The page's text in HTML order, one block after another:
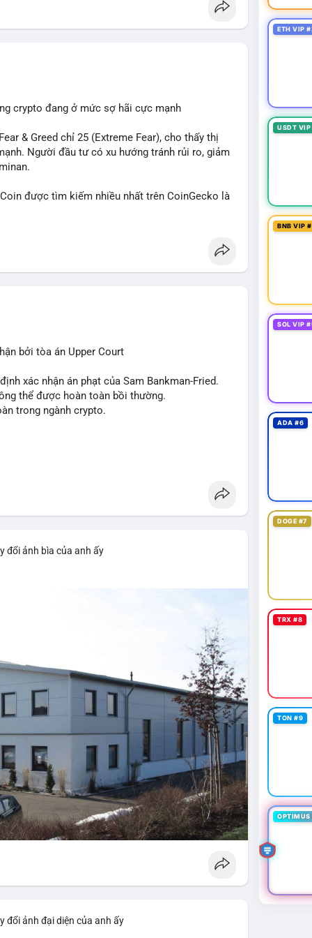
crypto đang ở mức sợ hãi cực mạnh
& Greed chỉ 25 (Extreme Fear), cho thấy thị
Người đầu tư có xu hướng tránh rủi ro, giảm
được tìm kiếm nhiều nhất trên CoinGecko là
nhật minh anh' và 'tô lâm' được nhắc đến
Các bài đăng trên Binance Square tập trung
mở rộng vào Saudi Arabia và báo cáo về
quốc tế cũng nhấn mạnh sự động chảy của thị
trường hiện tại rất tiêu cực do sợ hãi cao,
hướng từ các nguồn tin uy tín.
bởi tòa án Upper Court
xác nhận án phạt của Sam Bankman-Fried.
thể được hoàn toàn bồi thường.
trong ngành crypto.
đổi ảnh bìa của anh ấy
đổi ảnh đại diện của anh ấy
ETH VIP
USDT
BNB VIP
SOL VIP
ADA #6
DOGE #7
TRX #8
TON #9
OPTIMUS